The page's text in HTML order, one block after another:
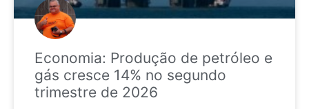
Economia: Produção de petróleo e
gás cresce 14% no segundo
trimestre de 2026